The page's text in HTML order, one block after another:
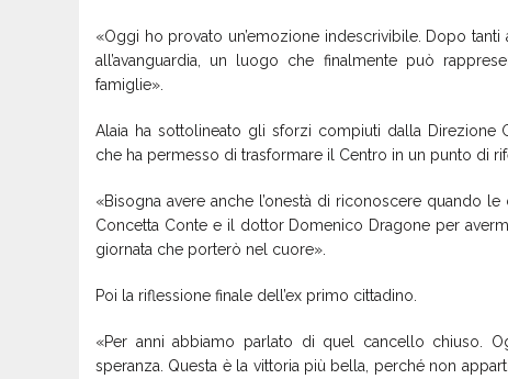
«Oggi ho provato un’emozione indescrivibile. Dopo
all’avanguardia, un luogo che finalmente può
famiglie».
Alaia ha sottolineato gli sforzi compiuti dalla Direzione
che ha permesso di trasformare il Centro in un punto di
«Bisogna avere anche l’onestà di riconoscere quando
Concetta Conte e il dottor Domenico Dragone per
giornata che porterò nel cuore».
Poi la riflessione finale dell’ex primo cittadino.
«Per anni abbiamo parlato di quel cancello chiuso.
speranza. Questa è la vittoria più bella, perché non